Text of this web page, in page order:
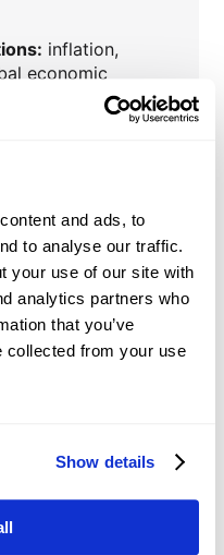
and ads, to
to analyse our traffic.
your use of our site with
analytics partners who
that you’ve
collected from your use
Show details
inflation,
economic
confidence
can affect the
compared to
and
trading may
prices.